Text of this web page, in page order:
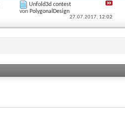
Unfold3d contest
von PolygonalDesign
27.07.2017, 12:02